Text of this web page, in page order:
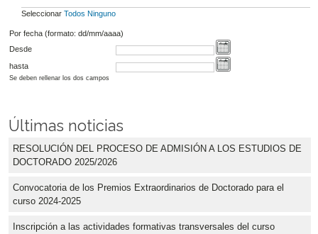
Seleccionar Todos Ninguno
Por fecha (formato: dd/mm/aaaa)
Desde
hasta
Se deben rellenar los dos campos
Últimas noticias
RESOLUCIÓN DEL PROCESO DE ADMISIÓN A LOS ESTUDIOS DE
DOCTORADO 2025/2026
Convocatoria de los Premios Extraordinarios de Doctorado para el
curso 2024-2025
Inscripción a las actividades formativas transversales del curso